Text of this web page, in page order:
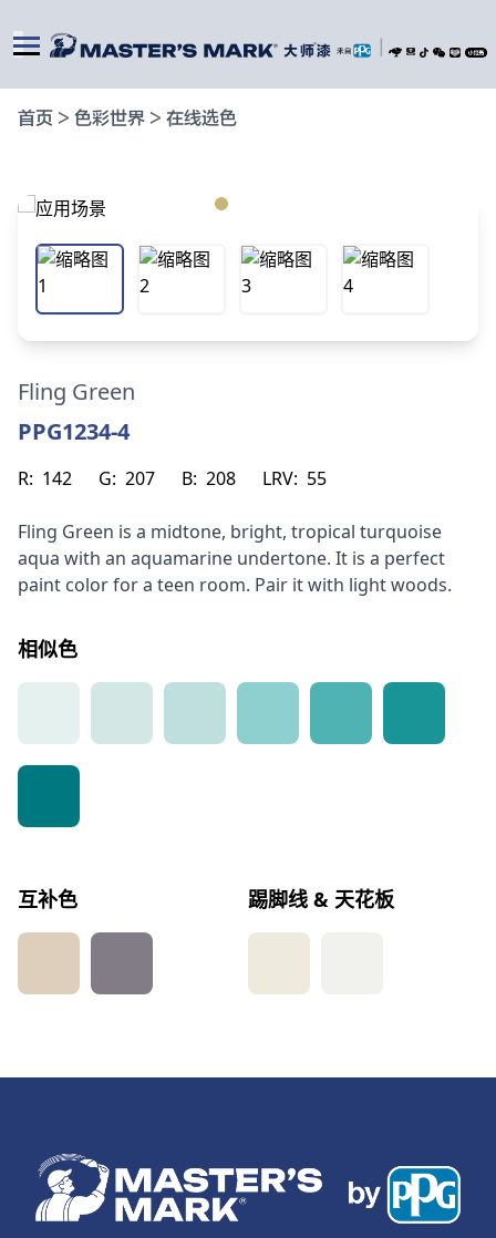
首页 > 色彩世界 > 在线选色
Fling Green
PPG1234-4
R: 142 G: 207 B: 208 LRV: 55
Fling Green is a midtone, bright, tropical turquoise
aqua with an aquamarine undertone. It is a perfect
paint color for a teen room. Pair it with light woods.
相似色
互补色 踢脚线 & 天花板